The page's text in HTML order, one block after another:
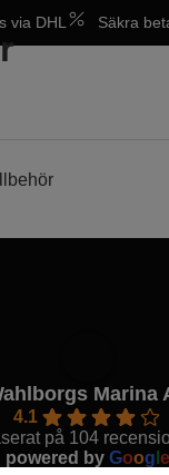
via DHL Säkra
Marina
4.1
på 104
powered by Goog e